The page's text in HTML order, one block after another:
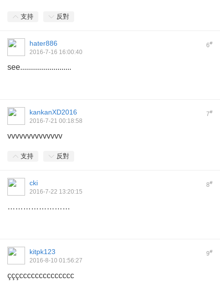
支持 反對
6#
hater886
2016-7-16 16:00:40
see..........................
7#
kankanXD2016
2016-7-21 00:18:58
vvvvvvvvvvvvvv
支持 反對
8#
cki
2016-7-22 13:20:15
……………………
9#
kitpk123
2016-8-10 01:56:27
çççcccccccccccccc